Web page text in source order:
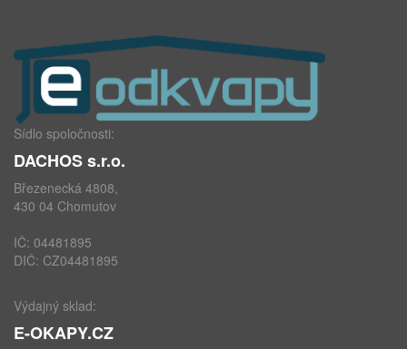
Sídlo spoločnosti:
DACHOS s.r.o.
Březenecká 4808,
430 04 Chomutov
IČ: 04481895
DIČ: CZ04481895
Výdajný sklad:
E-OKAPY.CZ